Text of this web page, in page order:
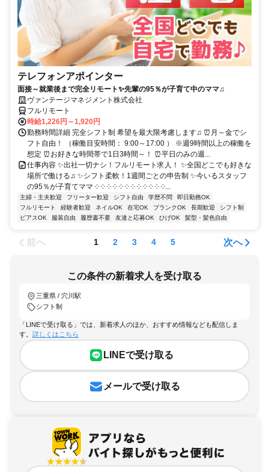
テレフォンアポインター
面接～就業後まで完全リモート✨先輩の95％が子育て中のママ♫
ヴァンテージマネジメント株式会社
フルリモート
時給1,226円～1,920円
勤務時間詳細 完全シフト制 希望を最大限考慮します♫ ⏰月～金でシ
フト自由！ （稼働目安時間： 9:00～17:00 ） ※週9時間以上の稼働を
想定 ⏰お好きな時間帯で1日3時間～！ ⏰平日のみの週...
仕事内容 ✨出社一切ナシ！フルリモート求人！ ✨全国どこでも好きな
場所で働ける♫ ✨シフト柔軟！1週間ごとの申告制 ✨今いるスタッフ
の95％が子育てママ ༶ ༶ ༶ ༶ ༶ ༶ ༶ ༶ ༶ ༶ ༶ ༶...
主婦・主夫歓迎 フリーター歓迎 シフト自由 学歴不問
即日勤務OK
フルリモート
経験者歓迎 ネイルOK 在宅OK ブランクOK 長期歓迎
シフト制
ピアスOK
服装自由 履歴書不要 友達と応募OK ひげOK 髪型・髪色自由
前へ 1 2 3 4 5 次へ
この条件の新着求人を受け取る
三重県 / 穴川駅
シフト制
「LINEで受け取る」では、新着求人のほか、おすすめ情報なども配信しま
す。 詳しくはこちら
LINEで受け取る
メールで受け取る